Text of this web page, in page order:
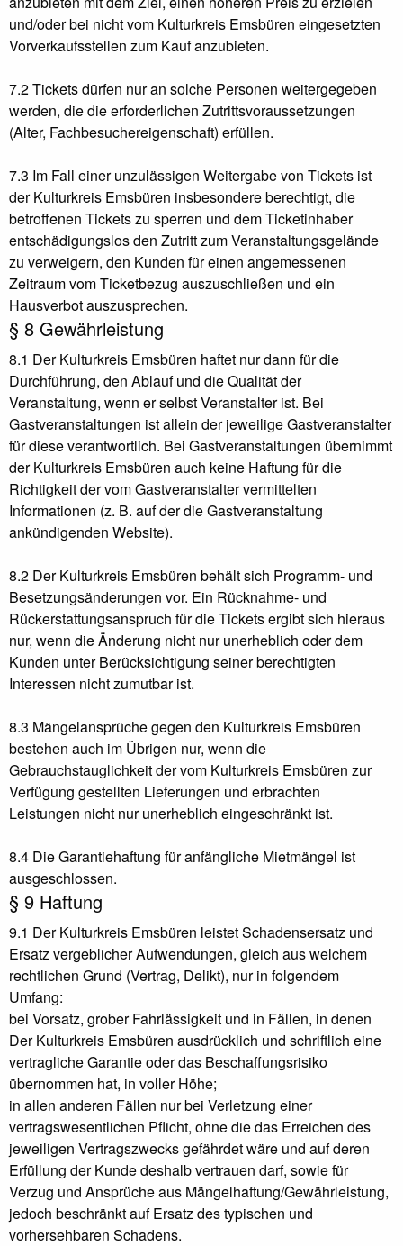
und/oder bei nicht vom Kulturkreis Emsbüren eingesetzten
Vorverkaufsstellen zum Kauf anzubieten.
7.2 Tickets dürfen nur an solche Personen weitergegeben
werden, die die erforderlichen Zutrittsvoraussetzungen
(Alter, Fachbesuchereigenschaft) erfüllen.
7.3 Im Fall einer unzulässigen Weitergabe von Tickets ist
der Kulturkreis Emsbüren insbesondere berechtigt, die
betroffenen Tickets zu sperren und dem Ticketinhaber
entschädigungslos den Zutritt zum Veranstaltungsgelände
zu verweigern, den Kunden für einen angemessenen
Zeitraum vom Ticketbezug auszuschließen und ein
Hausverbot auszusprechen.
§ 8 Gewährleistung
8.1 Der Kulturkreis Emsbüren haftet nur dann für die
Durchführung, den Ablauf und die Qualität der
Veranstaltung, wenn er selbst Veranstalter ist. Bei
Gastveranstaltungen ist allein der jeweilige Gastveranstalter
für diese verantwortlich. Bei Gastveranstaltungen übernimmt
der Kulturkreis Emsbüren auch keine Haftung für die
Richtigkeit der vom Gastveranstalter vermittelten
Informationen (z. B. auf der die Gastveranstaltung
ankündigenden Website).
8.2 Der Kulturkreis Emsbüren behält sich Programm- und
Besetzungsänderungen vor. Ein Rücknahme- und
Rückerstattungsanspruch für die Tickets ergibt sich hieraus
nur, wenn die Änderung nicht nur unerheblich oder dem
Kunden unter Berücksichtigung seiner berechtigten
Interessen nicht zumutbar ist.
8.3 Mängelansprüche gegen den Kulturkreis Emsbüren
bestehen auch im Übrigen nur, wenn die
Gebrauchstauglichkeit der vom Kulturkreis Emsbüren zur
Verfügung gestellten Lieferungen und erbrachten
Leistungen nicht nur unerheblich eingeschränkt ist.
8.4 Die Garantiehaftung für anfängliche Mietmängel ist
ausgeschlossen.
§ 9 Haftung
9.1 Der Kulturkreis Emsbüren leistet Schadensersatz und
Ersatz vergeblicher Aufwendungen, gleich aus welchem
rechtlichen Grund (Vertrag, Delikt), nur in folgendem
Umfang:
bei Vorsatz, grober Fahrlässigkeit und in Fällen, in denen
Der Kulturkreis Emsbüren ausdrücklich und schriftlich eine
vertragliche Garantie oder das Beschaffungsrisiko
übernommen hat, in voller Höhe;
in allen anderen Fällen nur bei Verletzung einer
vertragswesentlichen Pflicht, ohne die das Erreichen des
jeweiligen Vertragszwecks gefährdet wäre und auf deren
Erfüllung der Kunde deshalb vertrauen darf, sowie für
Verzug und Ansprüche aus Mängelhaftung/Gewährleistung,
jedoch beschränkt auf Ersatz des typischen und
vorhersehbaren Schadens.